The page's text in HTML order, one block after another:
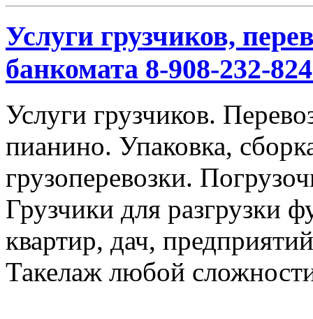
Услуги грузчиков,
банкомата 8-908-232-
Услуги грузчиков.
пианино. Упаковка,
грузоперевозки.
Грузчики для разгрузки
квартир, дач,
Такелаж любой